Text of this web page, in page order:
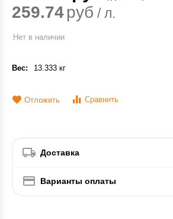
259.74руб / л.
Нет в наличии
Вес: 13.333 кг
Отложить Сравнить
Доставка
Варианты оплаты